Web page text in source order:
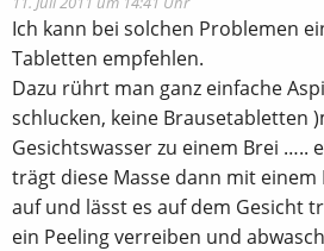
Ich kann bei solchen Problemen
Tabletten empfehlen.
Dazu rührt man ganz einfache
schlucken, keine Brausetabletten
Gesichtswasser zu einem Brei …..
trägt diese Masse dann mit einem
auf und lässt es auf dem Gesicht
ein Peeling verreiben und